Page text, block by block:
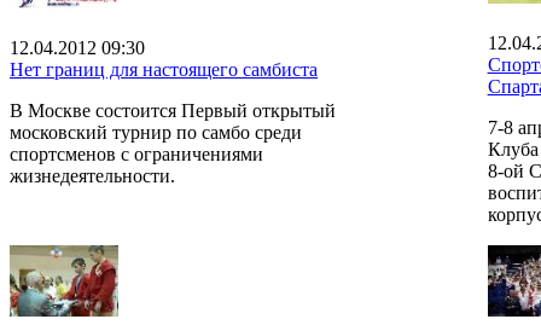
12.04.2012 09:30
Нет границ для настоящего самбиста
В Москве состоится Первый открытый
московский турнир по самбо среди
спортсменов с ограничениями
жизнедеятельности.
7-8
8-ой